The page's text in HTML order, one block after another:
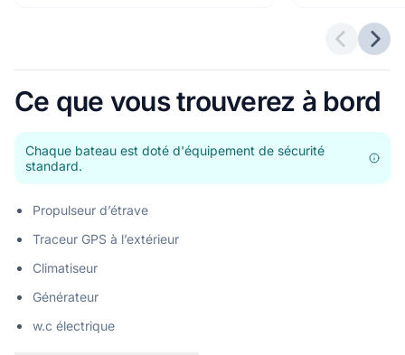
Ce que vous trouverez à bord
Chaque bateau est doté d'équipement de sécurité
standard.
Propulseur d’étrave
Traceur GPS à l’extérieur
Climatiseur
Générateur
w.c électrique